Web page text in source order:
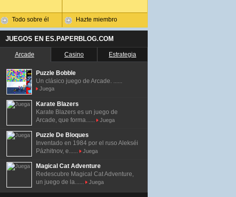
Todo sobre él Hazte miembro
JUEGOS EN ES.PAPERBLOG.COM
Arcade Casino Estrategia
Puzzle Bobble
Un clásico juego de Arcade. ......
Juega
Karate Blazers
Karate Blazers es un juego de
Arcade, que forma......
Juega
Puzzle De Bloques
Inventado en 1984 por el ruso Alekséi
Pázhitnov, e......
Juega
Magical Cat Adventure
Redescubre Magical Cat Adventure,
un juego de la......
Juega